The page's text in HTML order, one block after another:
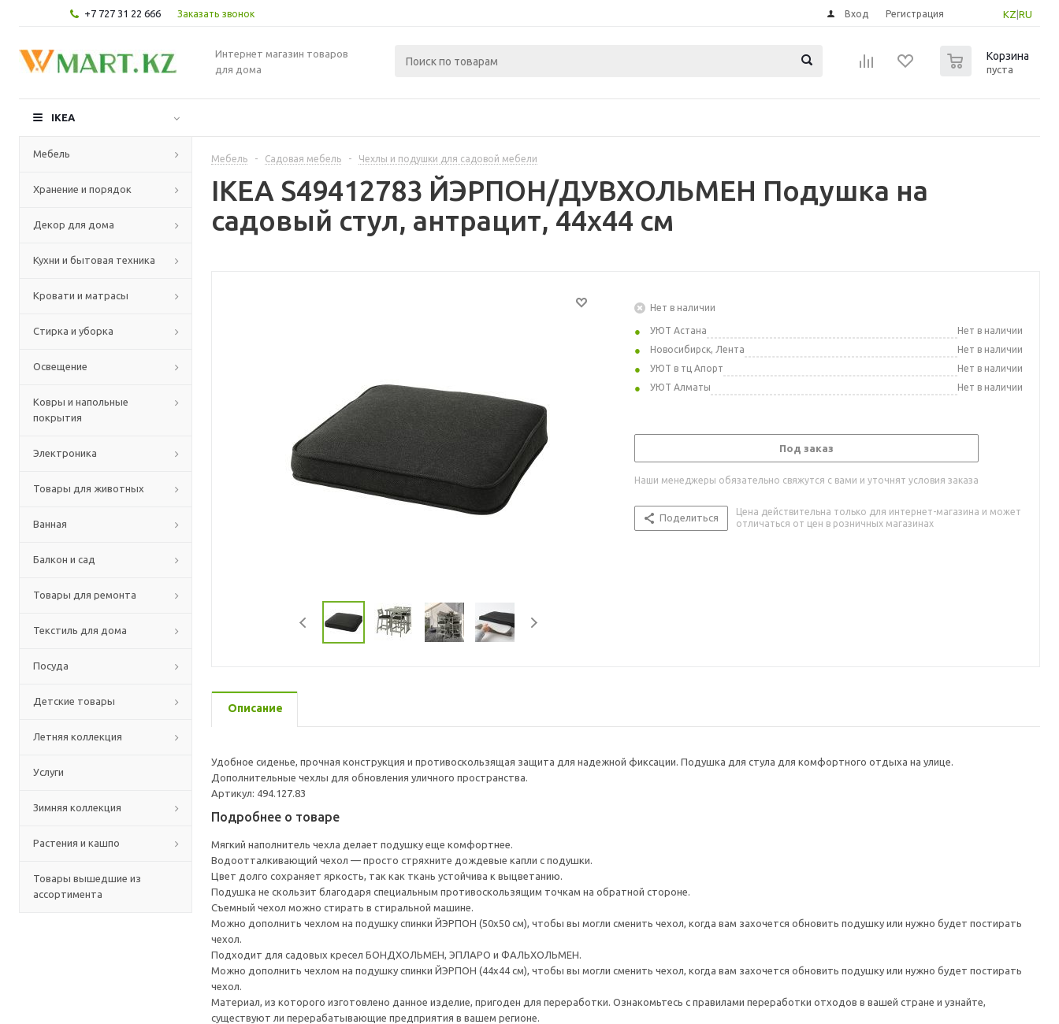
+7 727 31 22 666 Заказать звонок KZ RU
Вход Регистрация
Интернет магазин товаров
для дома
Корзина
пуста
IKEA
Мебель
Хранение и порядок
Декор для дома
Кухни и бытовая техника
Кровати и матрасы
Стирка и уборка
Освещение
Ковры и напольные
покрытия
Электроника
Товары для животных
Ванная
Балкон и сад
Товары для ремонта
Текстиль для дома
Посуда
Детские товары
Летняя коллекция
Услуги
Зимняя коллекция
Растения и кашпо
Товары вышедшие из
ассортимента
Мебель - Садовая мебель - Чехлы и подушки для садовой мебели
IKEA S49412783 ЙЭРПОН/ДУВХОЛЬМЕН Подушка на
садовый стул, антрацит, 44x44 см
Нет в наличии
УЮТ Астана
Нет в наличии
Новосибирск, Лента
Нет в наличии
УЮТ в тц Апорт
Нет в наличии
УЮТ Алматы
Нет в наличии
Под заказ
Наши менеджеры обязательно свяжутся с вами и уточнят условия заказа
Поделиться
Цена действительна только для интернет-магазина и может
отличаться от цен в розничных магазинах
Описание
Удобное сиденье, прочная конструкция и противоскользящая защита для надежной фиксации. Подушка для стула для комфортного отдыха на улице.
Дополнительные чехлы для обновления уличного пространства.
Артикул: 494.127.83
Подробнее о товаре
Мягкий наполнитель чехла делает подушку еще комфортнее.
Водоотталкивающий чехол — просто стряхните дождевые капли с подушки.
Цвет долго сохраняет яркость, так как ткань устойчива к выцветанию.
Подушка не скользит благодаря специальным противоскользящим точкам на обратной стороне.
Съемный чехол можно стирать в стиральной машине.
Можно дополнить чехлом на подушку спинки ЙЭРПОН (50x50 см), чтобы вы могли сменить чехол, когда вам захочется обновить подушку или нужно будет постирать
чехол.
Подходит для садовых кресел БОНДХОЛЬМЕН, ЭПЛАРО и ФАЛЬХОЛЬМЕН.
Можно дополнить чехлом на подушку спинки ЙЭРПОН (44x44 см), чтобы вы могли сменить чехол, когда вам захочется обновить подушку или нужно будет постирать
чехол.
Материал, из которого изготовлено данное изделие, пригоден для переработки. Ознакомьтесь с правилами переработки отходов в вашей стране и узнайте,
существуют ли перерабатывающие предприятия в вашем регионе.